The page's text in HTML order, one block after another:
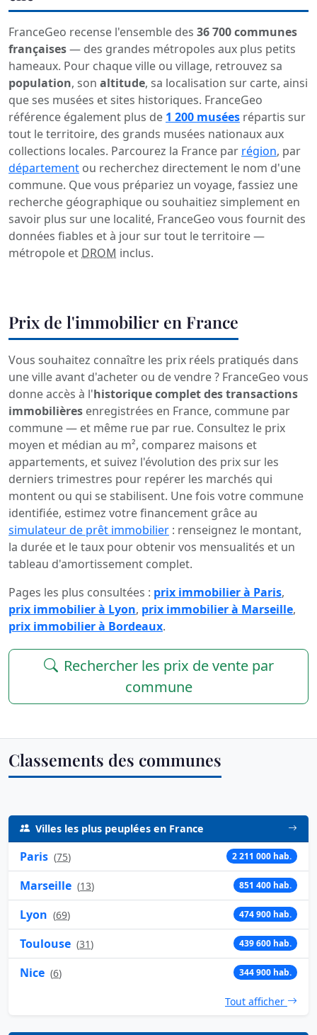
FranceGeo recense l'ensemble des 36 700 communes
françaises— des grandes métropoles aux plus petits
hameaux. Pour chaque ville ou village, retrouvez sa
population, son altitude, sa localisation sur carte, ainsi
que ses musées et sites historiques. FranceGeo
référence également plus de 1 200 musées répartis sur
tout le territoire, des grands musées nationaux aux
collections locales. Parcourez la France par région, par
département ou recherchez directement le nom d'une
commune. Que vous prépariez un voyage, fassiez une
recherche géographique ou souhaitiez simplement en
savoir plus sur une localité, FranceGeo vous fournit des
données fiables et à jour sur tout le territoire —
métropole et DROM inclus.
Prix de l'immobilier en France
Vous souhaitez connaître les prix réels pratiqués dans
une ville avant d'acheter ou de vendre ? FranceGeo vous
donne accès à l'historique complet des transactions
immobilières enregistrées en France, commune par
commune — et même rue par rue. Consultez le prix
moyen et médian au m², comparez maisons et
appartements, et suivez l'évolution des prix sur les
derniers trimestres pour repérer les marchés qui
montent ou qui se stabilisent. Une fois votre commune
identifiée, estimez votre financement grâce au
simulateur de prêt immobilier : renseignez le montant,
la durée et le taux pour obtenir vos mensualités et un
tableau d'amortissement complet.
Pages les plus consultées : prix immobilier à Paris,
prix immobilier à Lyon, prix immobilier à Marseille,
prix immobilier à Bordeaux.
Rechercher les prix de vente par
commune
Classements des communes
Villes les plus peuplées en France
Paris (75) 2 211 000 hab.
Marseille (13) 851 400 hab.
Lyon (69) 474 900 hab.
Toulouse (31) 439 600 hab.
Nice (6) 344 900 hab.
Tout afficher